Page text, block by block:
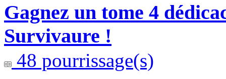
Gagnez un tome 4
Survivaure !
48 pourrissage(s)